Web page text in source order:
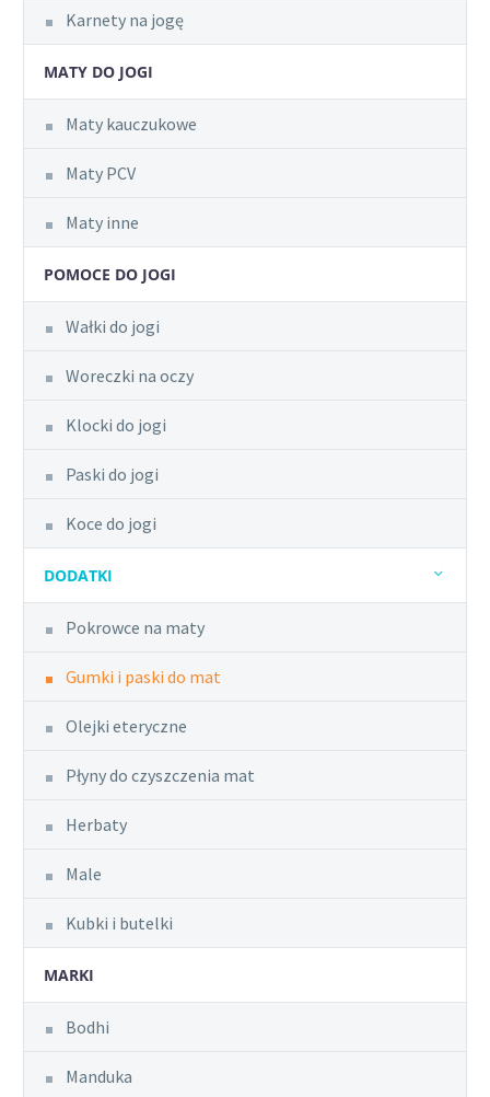
Karnety na jogę
MATY DO JOGI
Maty kauczukowe
Maty PCV
Maty inne
POMOCE DO JOGI
Wałki do jogi
Woreczki na oczy
Klocki do jogi
Paski do jogi
Koce do jogi
DODATKI
Pokrowce na maty
Gumki i paski do mat
Olejki eteryczne
Płyny do czyszczenia mat
Herbaty
Male
Kubki i butelki
MARKI
Bodhi
Manduka